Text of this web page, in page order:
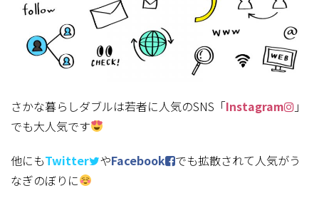
さかな暮らしダブルは若者に人気のSNS「Instagram
」
でも大人気です
他にもTwitter やFacebook
でも拡散されて人気がう
なぎのぼりに